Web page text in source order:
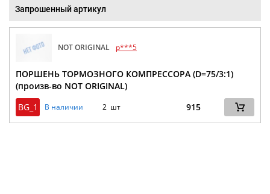
Запрошенный артикул
NOT ORIGINAL p***5
ПОРШЕНЬ ТОРМОЗНОГО КОМПРЕССОРА (D=75/3:1)
(произв-во NOT ORIGINAL)
BG_1
В наличии 2 шт 915